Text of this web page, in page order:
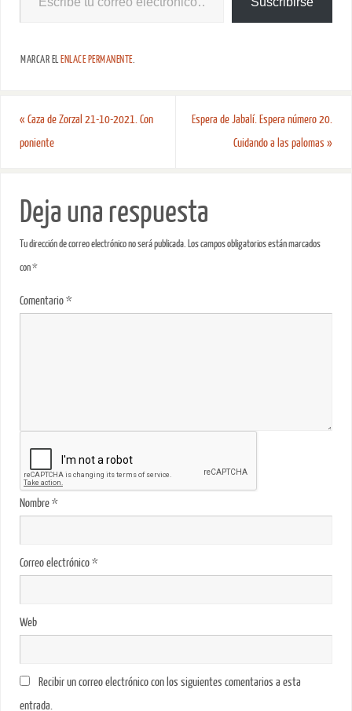
MARCAR EL ENLACE PERMANENTE.
« Caza de Zorzal 21-10-2021. Con
poniente
Espera de Jabalí. Espera número 20.
Cuidando a las palomas »
Deja una respuesta
Tu dirección de correo electrónico no será publicada. Los campos obligatorios están marcados
con*
Comentario*
Nombre*
Correo electrónico*
Web
Recibir un correo electrónico con los siguientes comentarios a esta
entrada.